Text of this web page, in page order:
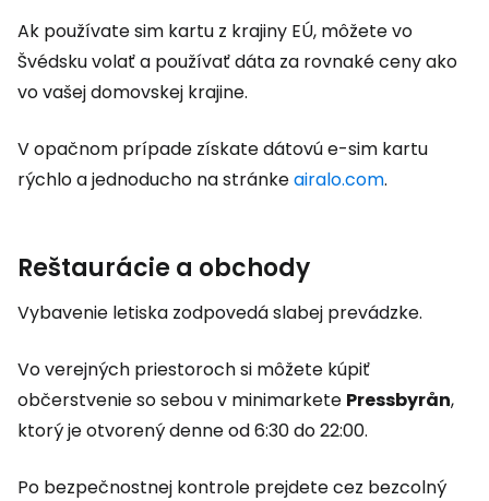
Ak používate sim kartu z krajiny EÚ, môžete vo
Švédsku volať a používať dáta za rovnaké ceny ako
vo vašej domovskej krajine.
V opačnom prípade získate dátovú e-sim kartu
rýchlo a jednoducho na stránkeairalo.com.
Reštaurácie a obchody
Vybavenie letiska zodpovedá slabej prevádzke.
Vo verejných priestoroch si môžete kúpiť
občerstvenie so sebou v minimarkete Pressbyrån,
ktorý je otvorený denne od 6:30 do 22:00.
Po bezpečnostnej kontrole prejdete cez bezcolný